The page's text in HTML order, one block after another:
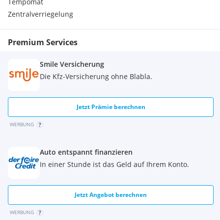
Elektronischer Horizont
Ford Key Free-System (schlüsselfreies Ent-/Verriegeln)
Gepäckablage hinten, entfernbar und verstellbar
Intelligenter Geschwindigkeitsbegrenzer mit Tempolimit-
Anzeige
Kindersicherung, mechanisch
Lenkrad, ST-Line-Design, unten abgeflacht und mit roten
Ziernähten, Sensico in Leder-Optik
Mittelkonsole vorn mit Getränkehaltern und integrierter
Armauflage und darunter liegendem Staufach
Oberer Seitenschweller, in Wagenfarbe lackiert
Polster : Stoff
Rücksitzbank 60 : 40 geteilt
Rücksitzbank, verschiebbar
Zentralverriegelung
Premium Services
Smile Versicherung
Die Kfz-Versicherung ohne Blabla.
Jetzt Prämie berechnen
WERBUNG
Auto entspannt finanzieren
In einer Stunde ist das Geld auf Ihrem Konto.
Jetzt Angebot berechnen
WERBUNG